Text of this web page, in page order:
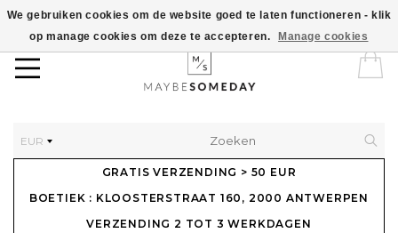
EUR
GRATIS VERZENDING > 50 EUR
BOETIEK : KLOOSTERSTRAAT 160, 2000 ANTWERPEN
VERZENDING 2 TOT 3 WERKDAGEN
We gebruiken cookies om de website goed te laten functioneren - klik
op manage cookies om deze te accepteren.
Manage cookies